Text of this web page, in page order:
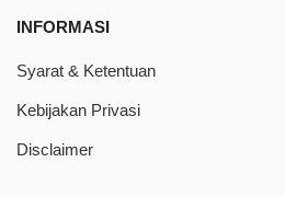
INFORMASI
Syarat & Ketentuan
Kebijakan Privasi
Disclaimer